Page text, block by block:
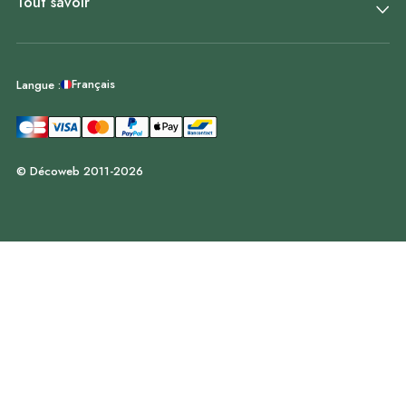
Langue : Français
© Décoweb 2011-2026